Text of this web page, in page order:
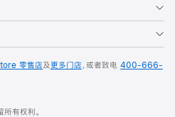
零售店及更多门店，或者致电 400-666-
有权利。